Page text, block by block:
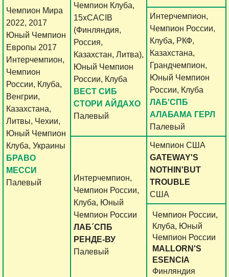
Чемпион Мира
2022, 2017
Юный Чемпион
Европы 2017
Интерчемпион,
Чемпион
России, Клуба,
Венгрии,
Казахстана,
Литвы, Чехии,
Юный Чемпион
Клуба, Украины
БРАВО
МЕССИ
Палевый
Чемпион Клуба,
15хCACIB
(Финляндия,
Россия,
Казахстан, Литва),
Юный Чемпион
России, Клуба
ВЕСТ СИБ
СТОРИ АЙДАХО
Палевый
Интерчемпион,
Чемпион России,
Клуба, РКФ,
Казахстана,
Грандчемпион,
Юный Чемпион
России, Клуба
ЛАБ'СПБ
АЛАБАМА ГЕРЛ
Палевый
Интерчемпион,
Чемпион России,
Клуба, Юный
Чемпион России
ЛАБ´СПБ
РЕНДЕ-ВУ
Палевый
Чемпион США
GATEWAY'S
NOTHIN'BUT
TROUBLE
США
Чемпион России,
Клуба, Юный
Чемпион России
MALLORN'S
ESENCIA
Финляндия